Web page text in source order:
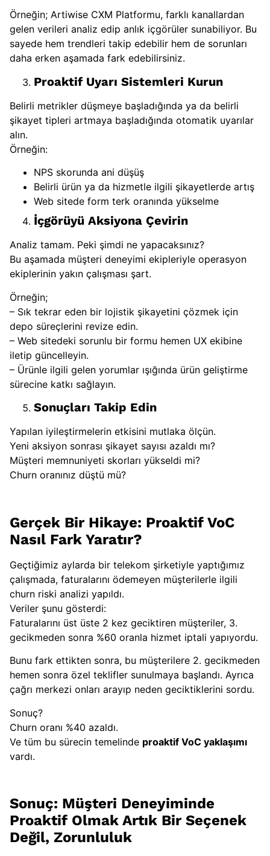
Örneğin; Artiwise CXM Platformu, farklı kanallardan
gelen verileri analiz edip anlık içgörüler sunabiliyor. Bu
sayede hem trendleri takip edebilir hem de sorunları
daha erken aşamada fark edebilirsiniz.
Proaktif Uyarı Sistemleri Kurun
Belirli metrikler düşmeye başladığında ya da belirli
şikayet tipleri artmaya başladığında otomatik uyarılar
alın.
Örneğin:
NPS skorunda ani düşüş
Belirli ürün ya da hizmetle ilgili şikayetlerde artış
Web sitede form terk oranında yükselme
İçgörüyü Aksiyona Çevirin
Analiz tamam. Peki şimdi ne yapacaksınız?
Bu aşamada müşteri deneyimi ekipleriyle operasyon
ekiplerinin yakın çalışması şart.
Örneğin;
– Sık tekrar eden bir lojistik şikayetini çözmek için
depo süreçlerini revize edin.
– Web sitedeki sorunlu bir formu hemen UX ekibine
iletip güncelleyin.
– Ürünle ilgili gelen yorumlar ışığında ürün geliştirme
sürecine katkı sağlayın.
Sonuçları Takip Edin
Yapılan iyileştirmelerin etkisini mutlaka ölçün.
Yeni aksiyon sonrası şikayet sayısı azaldı mı?
Müşteri memnuniyeti skorları yükseldi mi?
Churn oranınız düştü mü?
Gerçek Bir Hikaye: Proaktif VoC
Nasıl Fark Yaratır?
Geçtiğimiz aylarda bir telekom şirketiyle yaptığımız
çalışmada, faturalarını ödemeyen müşterilerle ilgili
churn riski analizi yapıldı.
Veriler şunu gösterdi:
Faturalarını üst üste 2 kez geciktiren müşteriler, 3.
gecikmeden sonra %60 oranla hizmet iptali yapıyordu.
Bunu fark ettikten sonra, bu müşterilere 2. gecikmeden
hemen sonra özel teklifler sunulmaya başlandı. Ayrıca
çağrı merkezi onları arayıp neden geciktiklerini sordu.
Sonuç?
Churn oranı %40 azaldı.
Ve tüm bu sürecin temelinde proaktif VoC yaklaşımı
vardı.
Sonuç: Müşteri Deneyiminde
Proaktif Olmak Artık Bir Seçenek
Değil, Zorunluluk